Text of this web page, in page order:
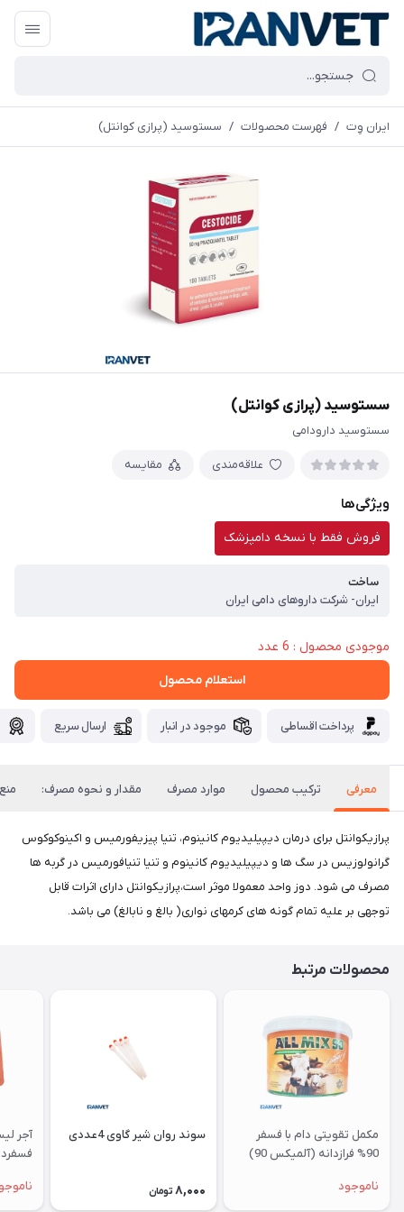
ایران وِت / فهرست محصولات / سستوسید (پرازی کوانتل)
سستوسید (پرازی کوانتل)
سستوسید دارودامی
علاقه‌مندی مقایسه
ویژگی‌ها
فروش فقط با نسخه دامپزشک
ساخت
ایران- شرکت داروهای دامی ایران
موجودی محصول : 6 عدد
استعلام محصول
پرداخت اقساطی موجود در انبار ارسال سریع
معرفی ترکیب محصول موارد مصرف مقدار و نحوه مصرف:
پرازیکوانتل برای درمان دیپیلیدیوم کانینوم، تنیا پیزیفورمیس و اکینوکوکوس
گرانولوزیس در سگ ها و دیپیلیدیوم کانینوم و تنیا تنیافورمیس در گربه ها
مصرف می شود. دوز واحد معمولا موثر است،پرازیکوانتل دارای اثرات قابل
توجهی بر علیه تمام گونه های کرمهای نواری( بالغ و نابالغ) می باشد.
محصولات مرتبط
مکمل تقویتی دام با فسفر
90% فرازدانه (آلمیکس 90)
ناموجود
سوند روان شیر گاوی 4عددی
8,000 تومان
آجر